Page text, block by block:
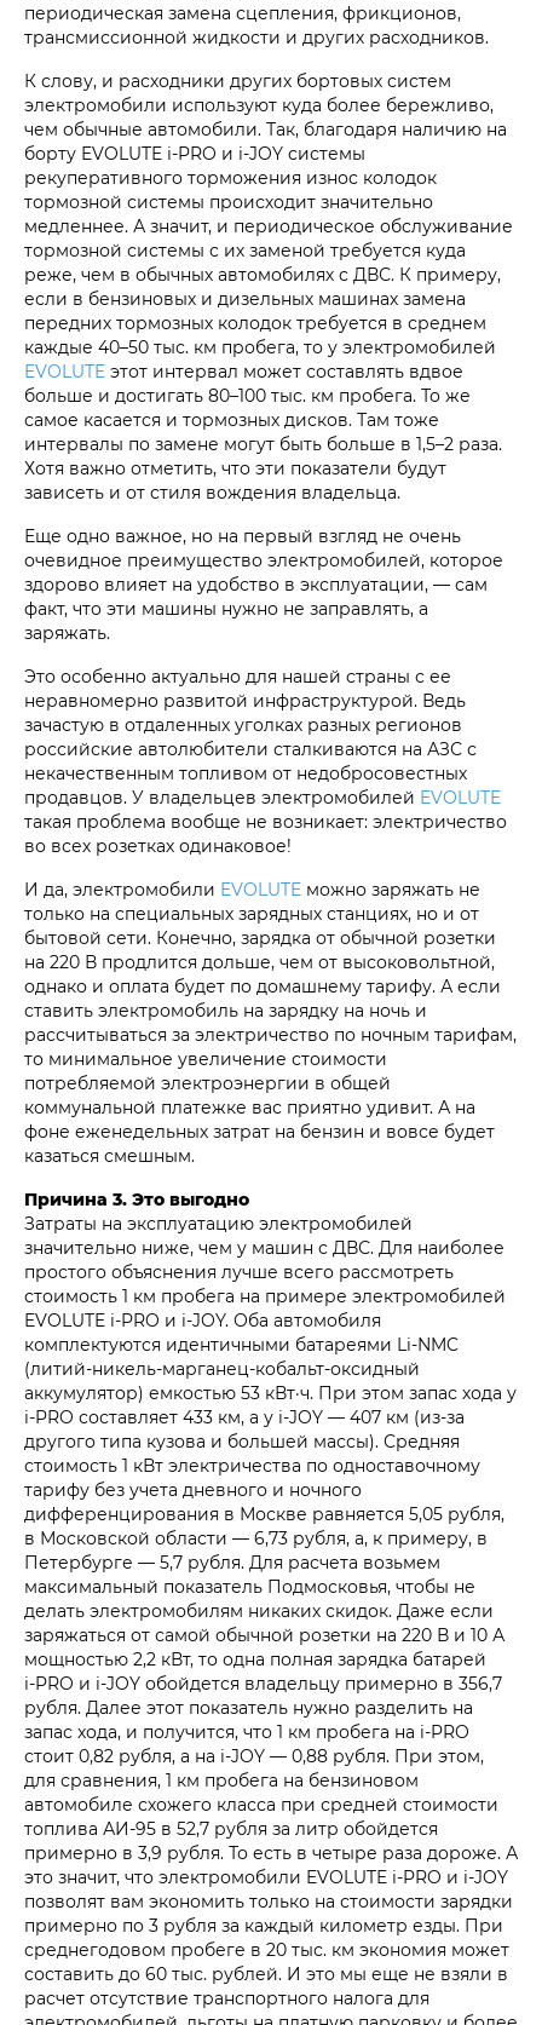
периодическая замена сцепления, фрикционов,
трансмиссионной жидкости и других расходников.
К слову, и расходники других бортовых систем
электромобили используют куда более бережливо,
чем обычные автомобили. Так, благодаря наличию на
борту EVOLUTE i‑PRO и i‑JOY системы
рекуперативного торможения износ колодок
тормозной системы происходит значительно
медленнее. А значит, и периодическое обслуживание
тормозной системы с их заменой требуется куда
реже, чем в обычных автомобилях с ДВС. К примеру,
если в бензиновых и дизельных машинах замена
передних тормозных колодок требуется в среднем
каждые 40–50 тыс. км пробега, то у электромобилей
EVOLUTE этот интервал может составлять вдвое
больше и достигать 80–100 тыс. км пробега. То же
самое касается и тормозных дисков. Там тоже
интервалы по замене могут быть больше в 1,5–2 раза.
Хотя важно отметить, что эти показатели будут
зависеть и от стиля вождения владельца.
Еще одно важное, но на первый взгляд не очень
очевидное преимущество электромобилей, которое
здорово влияет на удобство в эксплуатации, — сам
факт, что эти машины нужно не заправлять, а
заряжать.
Это особенно актуально для нашей страны с ее
неравномерно развитой инфраструктурой. Ведь
зачастую в отдаленных уголках разных регионов
российские автолюбители сталкиваются на АЗС с
некачественным топливом от недобросовестных
продавцов. У владельцев электромобилей EVOLUTE
такая проблема вообще не возникает: электричество
во всех розетках одинаковое!
И да, электромобили EVOLUTE можно заряжать не
только на специальных зарядных станциях, но и от
бытовой сети. Конечно, зарядка от обычной розетки
на 220 В продлится дольше, чем от высоковольтной,
однако и оплата будет по домашнему тарифу. А если
ставить электромобиль на зарядку на ночь и
рассчитываться за электричество по ночным тарифам,
то минимальное увеличение стоимости
потребляемой электроэнергии в общей
коммунальной платежке вас приятно удивит. А на
фоне еженедельных затрат на бензин и вовсе будет
казаться смешным.
Причина 3. Это выгодно
Затраты на эксплуатацию электромобилей
значительно ниже, чем у машин с ДВС. Для наиболее
простого объяснения лучше всего рассмотреть
стоимость 1 км пробега на примере электромобилей
EVOLUTE i‑PRO и i‑JOY. Оба автомобиля
комплектуются идентичными батареями Li-NMC
(литий-никель-марганец-кобальт-оксидный
аккумулятор) емкостью 53 кВт·ч. При этом запас хода у
i‑PRO составляет 433 км, а у i‑JOY — 407 км (из-за
другого типа кузова и большей массы). Средняя
стоимость 1 кВт электричества по одноставочному
тарифу без учета дневного и ночного
дифференцирования в Москве равняется 5,05 рубля,
в Московской области — 6,73 рубля, а, к примеру, в
Петербурге — 5,7 рубля. Для расчета возьмем
максимальный показатель Подмосковья, чтобы не
делать электромобилям никаких скидок. Даже если
заряжаться от самой обычной розетки на 220 В и 10 А
мощностью 2,2 кВт, то одна полная зарядка батарей
i‑PRO и i‑JOY обойдется владельцу примерно в 356,7
рубля. Далее этот показатель нужно разделить на
запас хода, и получится, что 1 км пробега на i‑PRO
стоит 0,82 рубля, а на i‑JOY — 0,88 рубля. При этом,
для сравнения, 1 км пробега на бензиновом
автомобиле схожего класса при средней стоимости
топлива АИ-95 в 52,7 рубля за литр обойдется
примерно в 3,9 рубля. То есть в четыре раза дороже. А
это значит, что электромобили EVOLUTE i‑PRO и i‑JOY
позволят вам экономить только на стоимости зарядки
примерно по 3 рубля за каждый километр езды. При
среднегодовом пробеге в 20 тыс. км экономия может
составить до 60 тыс. рублей. И это мы еще не взяли в
расчет отсутствие транспортного налога для